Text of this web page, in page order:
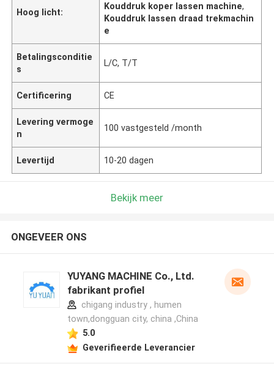
Hoog licht:
Kouddruk koper lassen machine,
Kouddruk lassen draad trekmachin
e
Betalingsconditie
s
L/C, T/T
Certificering CE
Levering vermoge
n
100 vastgesteld /month
Levertijd 10-20 dagen
Bekijk meer
ONGEVEER ONS
YUYANG MACHINE Co., Ltd.
fabrikant profiel
chigang industry , humen
town,dongguan city, china ,China
5.0
Geverifieerde Leverancier